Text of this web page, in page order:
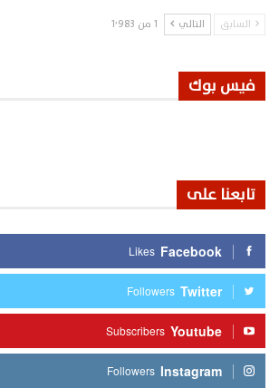
السابق التالي 1 من 1٬983
فيس بوك
تابعنا على
Facebook
Likes
Twitter
Followers
Youtube
Subscribers
Instagram
Followers